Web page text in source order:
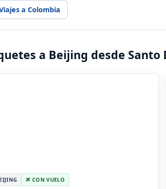
a Colombia
a Beijing desde Santo
CON VUELO